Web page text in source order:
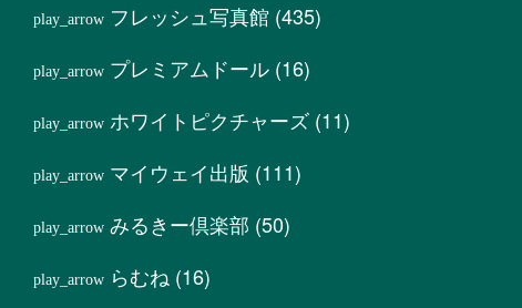
フレッシュ写真館 (435)
プレミアムドール (16)
ホワイトピクチャーズ (11)
マイウェイ出版 (111)
みるきー倶楽部 (50)
らむね (16)